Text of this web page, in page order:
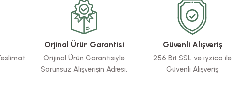
Orjinal Ürün Garantisi
Orijinal Ürün Garantisiyle
Sorunsuz Alışverişin Adresi.
Güvenli Alışveriş
256 Bit SSL ve iyzico ile
Güvenli Alışveriş